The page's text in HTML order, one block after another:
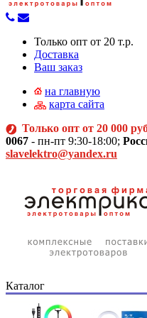
Только опт от 20 т.р.
Доставка
Ваш заказ
на главную
карта сайта
Только опт от 20 000
0067 - пн-пт 9:30-18:00;
slavelektro@yandex.ru
Каталог